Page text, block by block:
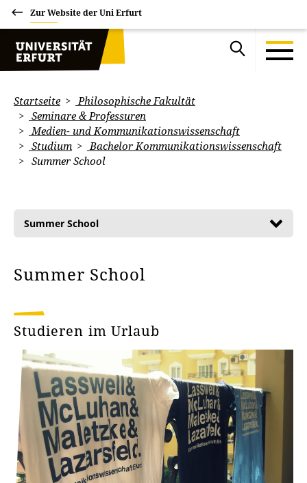
Zur Website der Uni Erfurt
Startseite
Philosophische Fakultät
Seminare & Professuren
Medien- und Kommunikationswissenschaft
Studium
Bachelor Kommunikationswissenschaft
Summer School
Summer School
Summer School
Studieren im Urlaub